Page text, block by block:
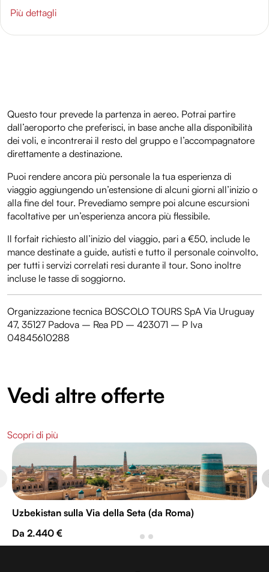
Più dettagli
Questo tour prevede la partenza in aereo. Potrai partire
dall’aeroporto che preferisci, in base anche alla disponibilità
dei voli, e incontrerai il resto del gruppo e l’accompagnatore
direttamente a destinazione.
Puoi rendere ancora più personale la tua esperienza di
viaggio aggiungendo un’estensione di alcuni giorni all’inizio o
alla fine del tour. Prevediamo sempre poi alcune escursioni
facoltative per un’esperienza ancora più flessibile.
Il forfait richiesto all’inizio del viaggio, pari a €50, include le
mance destinate a guide, autisti e tutto il personale coinvolto,
per tutti i servizi correlati resi durante il tour. Sono inoltre
incluse le tasse di soggiorno.
Organizzazione tecnica BOSCOLO TOURS SpA Via Uruguay
47, 35127 Padova – Rea PD – 423071 – P Iva
04845610288
Vedi altre offerte
Scopri di più
Uzbekistan sulla Via della Seta (da Roma)
Da 2.440 €